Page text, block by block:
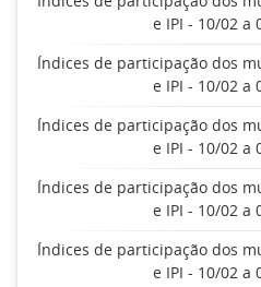
e IPI - 10/02 a
Índices de participação dos
e IPI - 10/02 a
Índices de participação dos
e IPI - 10/02 a
Índices de participação dos
e IPI - 10/02 a
Índices de participação dos
e IPI - 10/02 a